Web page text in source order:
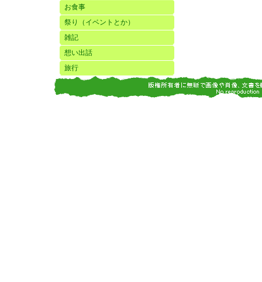
お食事
祭り（イベントとか）
雑記
想い出話
旅行